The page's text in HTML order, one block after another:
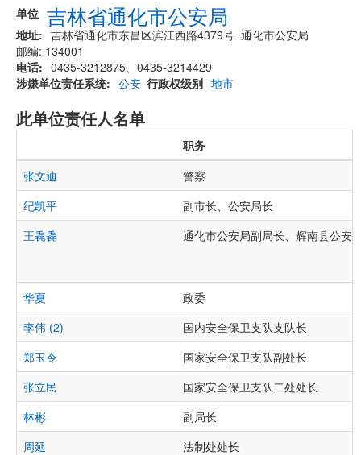
单位 吉林省通化市公安局
地址
吉林省通化市东昌区滨江西路4379号 通化市公安局
邮编: 134001
电话
0435-3212875、0435-3214429
涉嫌单位责任系统
公安 行政权级别 地市
此单位责任人名单
职务
张文迪
警察
纪凯平
副市长、公安局长
王毳毳
通化市公安局副局长、辉南县公安
华夏
政委
李伟 (2)
国内安全保卫支队支队长
郑玉令
国家安全保卫支队副处长
张立民
国家安全保卫支队二处处长
林彬
副局长
周延
法制处处长